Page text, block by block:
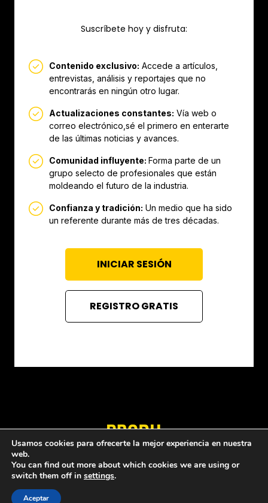
Suscríbete hoy y disfruta:
Contenido exclusivo: Accede a artículos,
entrevistas, análisis y reportajes que no
encontrarás en ningún otro lugar.
Actualizaciones constantes: Vía web o
correo electrónico,sé el primero en enterarte
de las últimas noticias y avances.
Comunidad influyente: Forma parte de un
grupo selecto de profesionales que están
moldeando el futuro de la industria.
Confianza y tradición: Un medio que ha sido
un referente durante más de tres décadas.
INICIAR SESIÓN
REGISTRO GRATIS
© 1997 - 2026 PRODU - Todos los derechos reservados.
Usamos cookies para ofrecerte la mejor experiencia en nuestra
web.
You can find out more about which cookies we are using or
switch them off in settings.
Aceptar